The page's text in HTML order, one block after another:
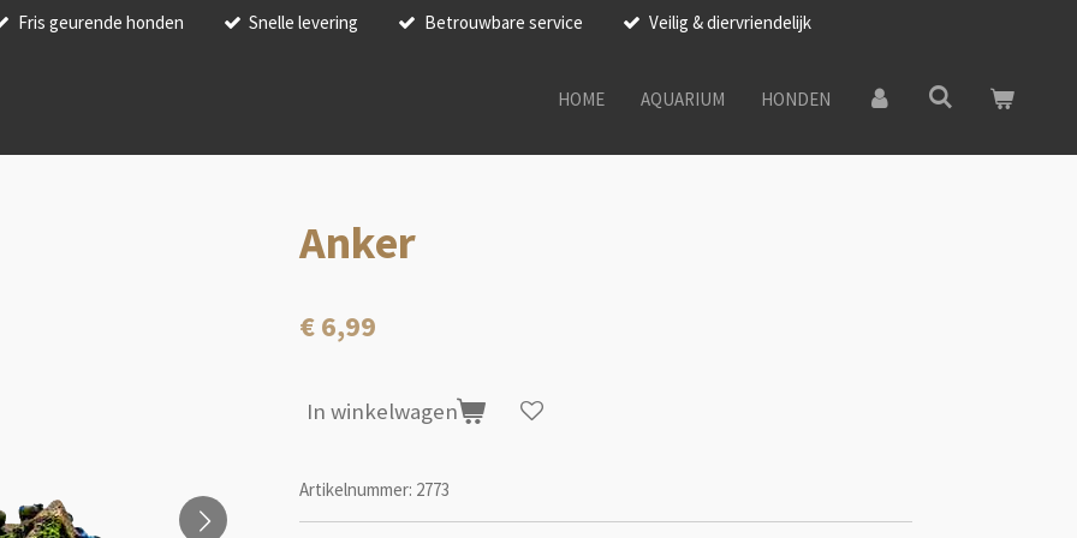
Fris geurende honden Snelle levering Betrouwbare service Veilig & diervriendelijk
HOME AQUARIUM HONDEN
Anker
€ 6,99
In winkelwagen
Artikelnummer: 2773